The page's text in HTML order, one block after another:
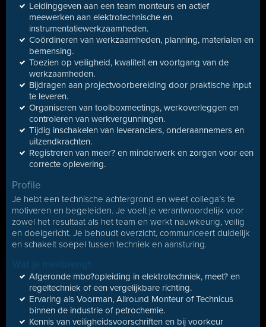
Leidinggeven aan een team monteurs en actief
meewerken aan elektrotechnische en
instrumentatiewerkzaamheden.
Coördineren van werkzaamheden, planning, materialen en
bemensing.
Toezien op veiligheid, kwaliteit en voortgang van de
werkzaamheden.
Bijdragen aan projectvoorbereiding door praktische input
te leveren.
Organiseren van toolboxmeetings, werkoverleggen en
controleren van werkvergunningen.
Tijdig inschakelen van leveranciers, onderaannemers en
uitzendkrachten.
Registreren van meer? en minderwerk en zorgen voor een
correcte oplevering.
Profile
Je hebt een technische achtergrond en weet collega’s te
motiveren en begeleiden. Je voelt je verantwoordelijk voor
zowel het resultaat als het team en werkt nauwkeurig, veilig
en doelgericht. Je behoudt overzicht, communiceert duidelijk
en schakelt soepel tussen techniek en aansturing.
Afgeronde mbo?opleiding in elektrotechniek, meet? en
regeltechniek of een vergelijkbare richting.
Ervaring als Voorman, Allround Monteur of Technicus
binnen de industrie of petrochemie.
Kennis van veiligheidsvoorschriften en bij voorkeur